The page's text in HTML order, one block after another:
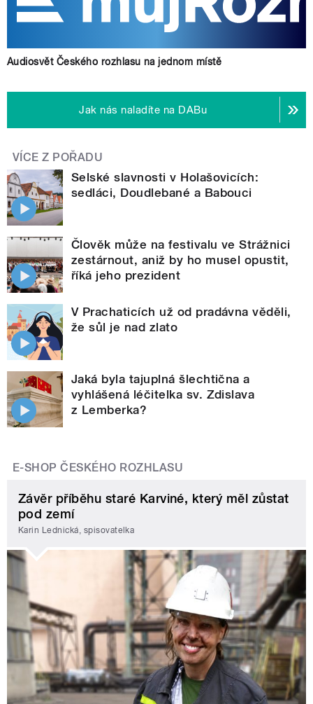
Audiosvět Českého rozhlasu na jednom místě
Jak nás naladíte na DABu
VÍCE Z POŘADU
Selské slavnosti v Holašovicích:
sedláci, Doudlebané a Babouci
Člověk může na festivalu ve Strážnici
zestárnout, aniž by ho musel opustit,
říká jeho prezident
V Prachaticích už od pradávna věděli,
že sůl je nad zlato
Jaká byla tajuplná šlechtična a
vyhlášená léčitelka sv. Zdislava
z Lemberka?
E-SHOP ČESKÉHO ROZHLASU
Závěr příběhu staré Karviné, který měl zůstat
pod zemí
Karin Lednická, spisovatelka